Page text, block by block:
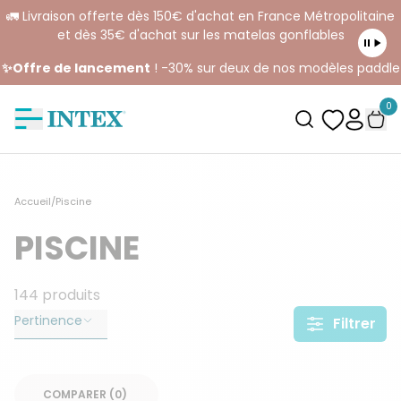
🚛 Livraison offerte dès 150€ d'achat en France Métropolitaine
et dès 35€ d'achat sur les matelas gonflables
✨Offre de lancement ! -30% sur deux de nos modèles paddle
0
Accueil/Piscine
PISCINE
144 produits
Pertinence Filtrer
COMPARER (0